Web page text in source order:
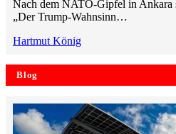
Nach dem NATO-Gipfel in Ankara
„Der Trump-Wahnsinn…
Hartmut König
Blog